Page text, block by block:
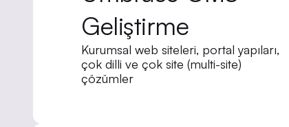
Geliştirme
Kurumsal web siteleri, portal yapıları,
çok dilli ve çok site (multi-site)
çözümler